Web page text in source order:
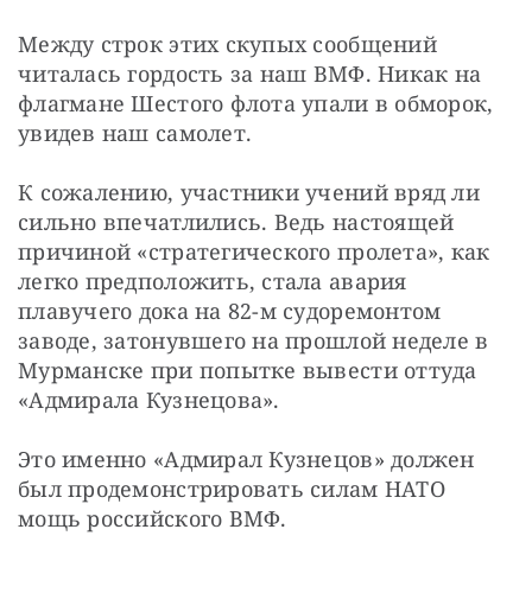
Между строк этих скупых сообщений
читалась гордость за наш ВМФ. Никак на
флагмане Шестого флота упали в обморок,
увидев наш самолет.
К сожалению, участники учений вряд ли
сильно впечатлились. Ведь настоящей
причиной «стратегического пролета», как
легко предположить, стала авария
плавучего дока на 82-м судоремонтом
заводе, затонувшего на прошлой неделе в
Мурманске при попытке вывести оттуда
«Адмирала Кузнецова».
Это именно «Адмирал Кузнецов» должен
был продемонстрировать силам НАТО
мощь российского ВМФ.